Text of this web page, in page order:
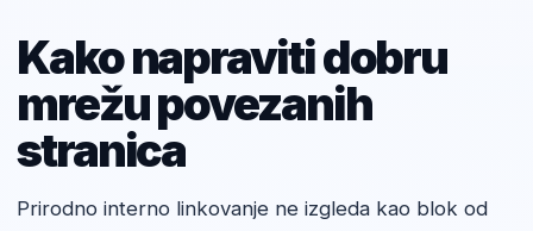
Kako napraviti dobru
mrežu povezanih
stranica
Prirodno interno linkovanje ne izgleda kao blok od